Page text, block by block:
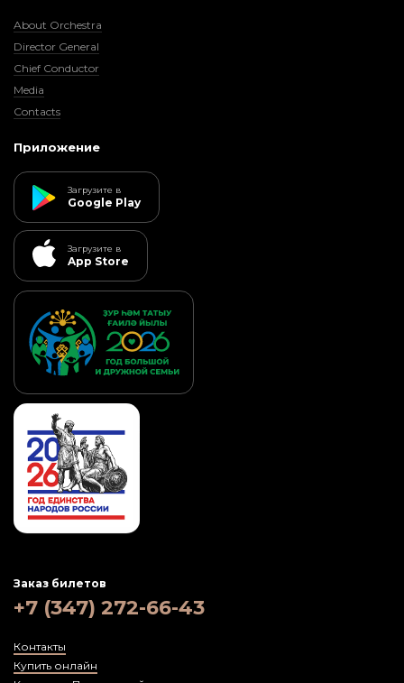
About Orchestra
Director General
Chief Conductor
Media
Contacts
Приложение
Загрузите в
Google Play
Загрузите в
App Store
Заказ билетов
+7 (347) 272-66-43
Контакты
Купить онлайн